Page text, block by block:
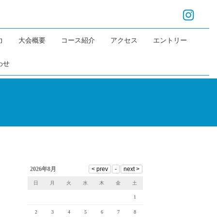
大会概要 コース紹介 アクセス エントリー
せ
2026年8月
日 月 火 水 木 金 土
1
2 3 4 5 6 7 8